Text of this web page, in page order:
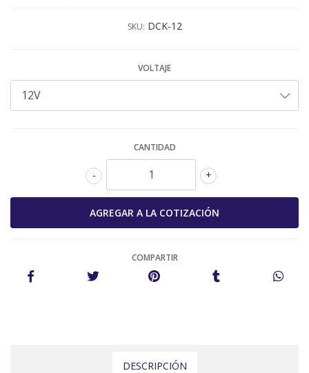
SKU: DCK-12
VOLTAJE
CANTIDAD
+
-
COMPARTIR
DESCRIPCIÓN